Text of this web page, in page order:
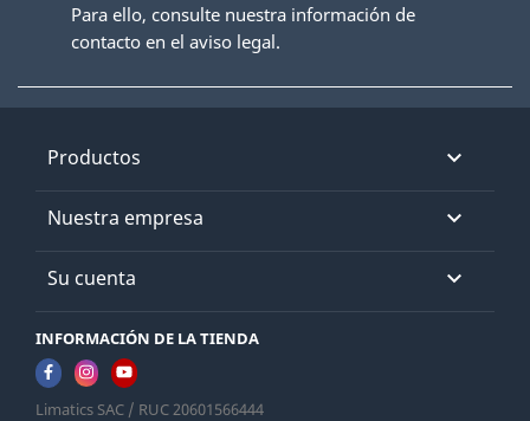
Para ello, consulte nuestra información de
contacto en el aviso legal.
Productos 
Nuestra empresa 
Su cuenta 
INFORMACIÓN DE LA TIENDA
Limatics SAC / RUC 20601566444